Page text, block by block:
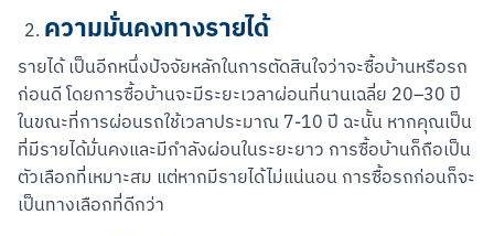
ความมั่นคงทางรายได้
รายได้ เป็นอีกหนึ่งปัจจัยหลักในการตัดสินใจว่าจะซื้อบ้านหรือรถ
ก่อนดี โดยการซื้อบ้านจะมีระยะเวลาผ่อนที่นานเฉลี่ย 20–30 ปี
ในขณะที่การผ่อนรถใช้เวลาประมาณ 7-10 ปี ฉะนั้น หากคุณเป็น
ที่มีรายได้มั่นคงและมีกำลังผ่อนในระยะยาว การซื้อบ้านก็ถือเป็น
ตัวเลือกที่เหมาะสม แต่หากมีรายได้ไม่แน่นอน การซื้อรถก่อนก็จะ
เป็นทางเลือกที่ดีกว่า